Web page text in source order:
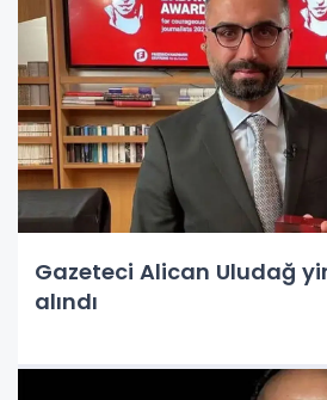
Gazeteci Alican Uludağ
alındı